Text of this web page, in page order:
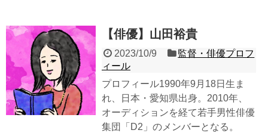
【俳優】山田裕貴
2023/10/9
監督・俳優プロフ
ィール
プロフィール1990年9月18日生ま
れ、日本・愛知県出身。2010年、
オーディションを経て若手男性俳優
集団「D2」のメンバーとなる。